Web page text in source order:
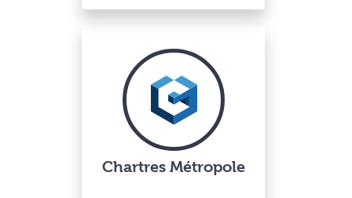
Chartres Métropole